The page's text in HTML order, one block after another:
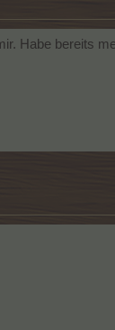
Habe bereits